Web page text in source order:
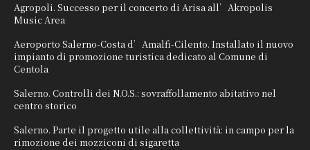
Agropoli. Successo per il concerto di Arisa all’Akropolis
Music Area
Aeroporto Salerno-Costa d’Amalfi-Cilento. Installato il nuovo
impianto di promozione turistica dedicato al Comune di
Centola
Salerno. Controlli dei N.O.S.: sovraffollamento abitativo nel
centro storico
Salerno. Parte il progetto utile alla collettività: in campo per la
rimozione dei mozziconi di sigaretta